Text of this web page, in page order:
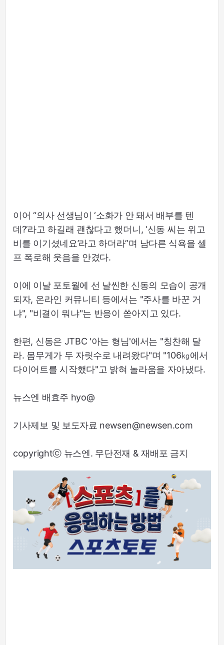
이어 “의사 선생님이 ‘소화가 안 돼서 배부를 텐
데?’라고 하길래 괜찮다고 했더니, ‘신동 씨는 위고
비를 이기셨네요’라고 하더라”며 남다른 식욕을 셀
프 폭로해 웃음을 안겼다.
이에 이날 포토월에 선 날씬한 신동의 모습이 공개
되자, 온라인 커뮤니티 등에서는 "주사를 바꾼 거
냐", "비결이 뭐냐"는 반응이 쏟아지고 있다.
한편, 신동은 JTBC '아는 형님'에서는 "칭찬해 달
라. 몸무게가 두 자릿수로 내려왔다"며 "106㎏에서
다이어트를 시작했다"고 밝혀 놀라움을 자아냈다.
뉴스엔 배효주 hyo@
기사제보 및 보도자료 newsen@newsen.com
copyrightⓒ 뉴스엔. 무단전재 & 재배포 금지